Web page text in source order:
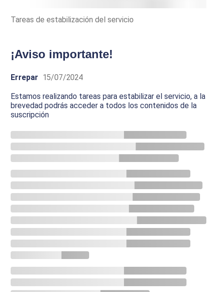
Tareas de estabilización del servicio
¡Aviso importante!
Errepar 15/07/2024
Estamos realizando tareas para estabilizar el servicio, a la
brevedad podrás acceder a todos los contenidos de la
suscripción